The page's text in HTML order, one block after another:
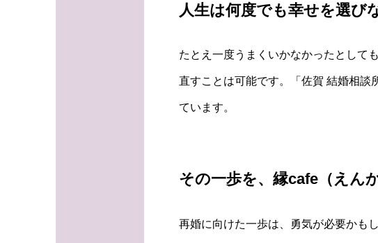
人生は何度でも幸せを選び
たとえ一度うまくいかなかったとして
直すことは可能です。「佐賀 結婚相談
ています。
その一歩を、縁cafe（えん
再婚に向けた一歩は、勇気が必要かも